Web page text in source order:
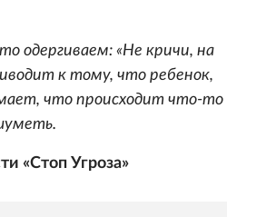
одергиваем: «Не кричи, на
к тому, что ребенок,
что происходит что-то
«Стоп Угроза»